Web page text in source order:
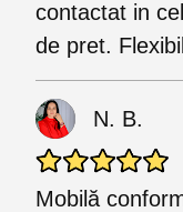
contactat in
de pret.
N. B.
Mobilă